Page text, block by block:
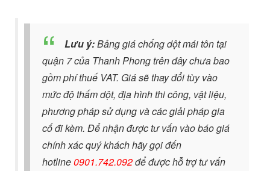
Lưu ý:Bảng giá chống dột mái tôn tại
quận 7 của Thanh Phong trên đây chưa bao
gồm phí thuế VAT. Giá sẽ thay đổi tùy vào
mức độ thấm dột, địa hình thi công, vật liệu,
phương pháp sử dụng và các giải pháp gia
cố đi kèm. Để nhận được tư vấn vào báo giá
chính xác quý khách hãy gọi đến
hotline0901.742.092để được hỗ trợ tư vấn